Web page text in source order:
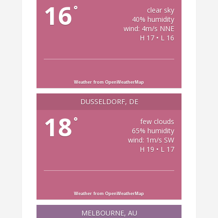
16°
clear sky
40% humidity
wind: 4m/s NNE
H 17 • L 16
Weather from OpenWeatherMap
DÜSSELDORF, DE
18°
few clouds
65% humidity
wind: 1m/s SW
H 19 • L 17
Weather from OpenWeatherMap
MELBOURNE, AU